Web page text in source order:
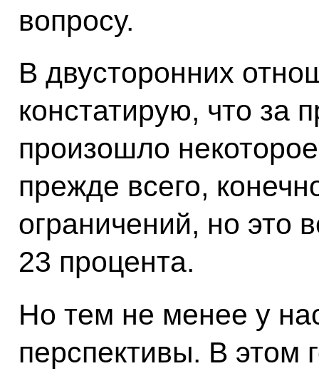
вопросу.
В двусторонних
констатирую, что за
произошло
прежде всего,
ограничений, но это
23 процента.
Но тем не менее у
перспективы. В этом